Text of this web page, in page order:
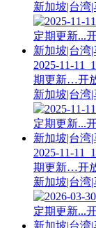
新加坡|台
2025-11-
期更新…开
新加坡|台
2025-11-
期更新…开
新加坡|台